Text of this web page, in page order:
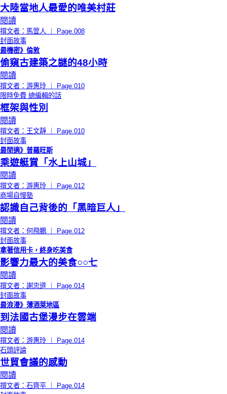
大陸當地人最愛的唯美村莊
閱讀
撰文者：馬萱人 ｜ Page.008
封面故事
最機密》倫敦
偷窺古建築之謎的48小時
閱讀
撰文者：游惠玲 ｜ Page.010
限時免費 總編輯的話
框架與性別
閱讀
撰文者：王文靜 ｜ Page.010
封面故事
最閒適》普羅旺斯
乘遊艇賞「水上山城」
閱讀
撰文者：游惠玲 ｜ Page.012
商場自慢塾
認識自己背後的「黑暗巨人」
閱讀
撰文者：何飛鵬 ｜ Page.012
封面故事
拿著信用卡，終身吃美食
影響力最大的美食○○七
閱讀
撰文者：謝忠道 ｜ Page.014
封面故事
最浪漫》薄酒萊地區
到法國古堡漫步在雲端
閱讀
撰文者：游惠玲 ｜ Page.014
石頭評論
世貿會議的感動
閱讀
撰文者：石齊平 ｜ Page.014